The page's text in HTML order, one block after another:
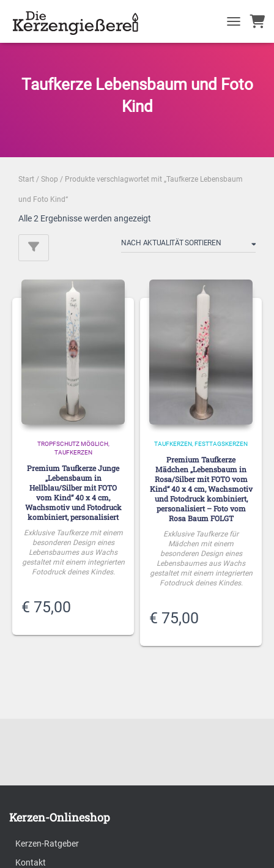
Taufkerze Lebensbaum und Foto
Kind
Start / Shop / Produkte verschlagwortet mit „Taufkerze Lebensbaum
und Foto Kind“
Alle 2 Ergebnisse werden angezeigt
sortiert
TROPFSCHUTZ MÖGLICH
TAUFKERZEN
Premium Taufkerze Junge
„Lebensbaum in
Hellblau/Silber mit FOTO
vom Kind“ 40 x 4 cm,
Wachsmotiv und Fotodruck
kombiniert, personalisiert
Exklusive Taufkerze mit einem
besonderen Design eines
Lebensbaumes aus Wachs
gestaltet mit einem integrierten
Fotodruck deines Kindes.
€ 75,00
TAUFKERZEN FESTTAGSKERZEN
Premium Taufkerze
Mädchen „Lebensbaum in
Rosa/Silber mit FOTO vom
Kind“ 40 x 4 cm, Wachsmotiv
und Fotodruck kombiniert,
personalisiert – Foto vom
Rosa Baum FOLGT
Exklusive Taufkerze für
Mädchen mit einem
besonderen Design eines
Lebensbaumes aus Wachs
gestaltet mit einem integrierten
Fotodruck deines Kindes.
€ 75,00
Kerzen-Onlineshop
Kerzen-Ratgeber
Kontakt